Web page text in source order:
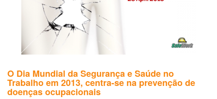
O Dia Mundial da Segurança e Saúde no
Trabalho em 2013, centra-se na prevenção de
doenças ocupacionais